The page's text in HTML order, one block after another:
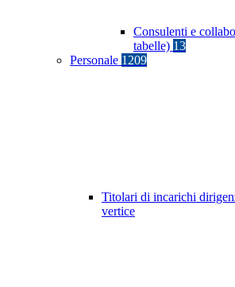
Consulenti e
tabelle) 13
Personale 1209
Titolari di incarichi
vertice